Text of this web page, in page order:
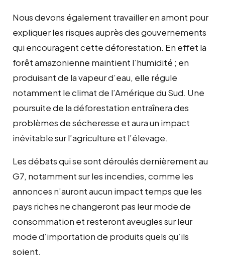
Nous devons également travailler en amont pour
expliquer les risques auprès des gouvernements
qui encouragent cette déforestation. En effet la
forêt amazonienne maintient l’humidité ; en
produisant de la vapeur d’eau, elle régule
notamment le climat de l’Amérique du Sud. Une
poursuite de la déforestation entraînera des
problèmes de sécheresse et aura un impact
inévitable sur l’agriculture et l’élevage.
Les débats qui se sont déroulés dernièrement au
G7, notamment sur les incendies, comme les
annonces n’auront aucun impact temps que les
pays riches ne changeront pas leur mode de
consommation et resteront aveugles sur leur
mode d’importation de produits quels qu’ils
soient.